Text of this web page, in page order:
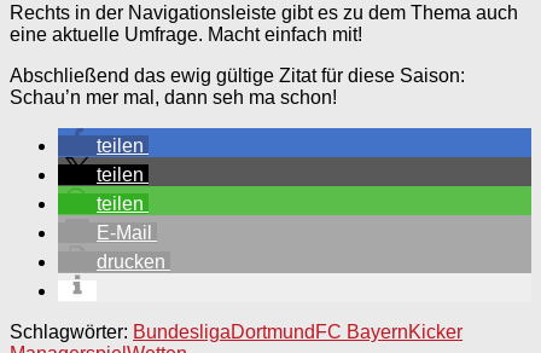
Rechts in der Navigationsleiste gibt es zu dem Thema auch
eine aktuelle Umfrage. Macht einfach mit!
Abschließend das ewig gültige Zitat für diese Saison:
Schau’n mer mal, dann seh ma schon!
teilen
teilen
teilen
E-Mail
drucken
Schlagwörter: BundesligaDortmund FC BayernKicker